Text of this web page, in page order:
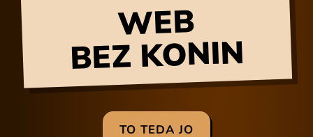
WEB
BEZ KONIN
TO TEDA JO